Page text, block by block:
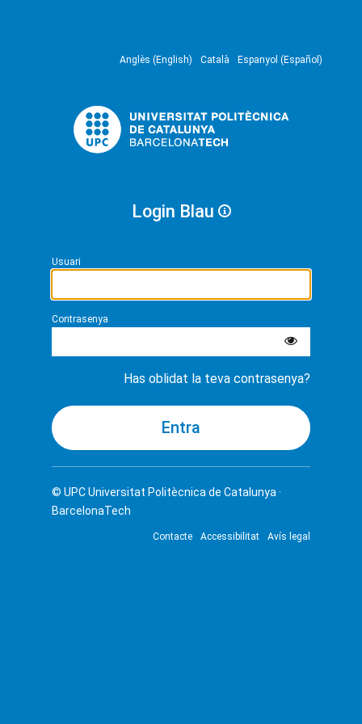
Anglès (English) Català Espanyol (Español)
Login Blau
Usuari
Contrasenya
Has oblidat la teva contrasenya?
© UPCUniversitat Politècnica de Catalunya ·
BarcelonaTech
Contacte Accessibilitat Avís legal